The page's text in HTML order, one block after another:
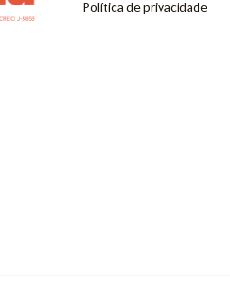
Política de privacidade